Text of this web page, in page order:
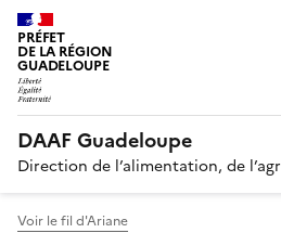
PRÉFET
DE LA RÉGION
GUADELOUPE
DAAF Guadeloupe
Direction de l’alimentation, de
Voir le fil d'Ariane